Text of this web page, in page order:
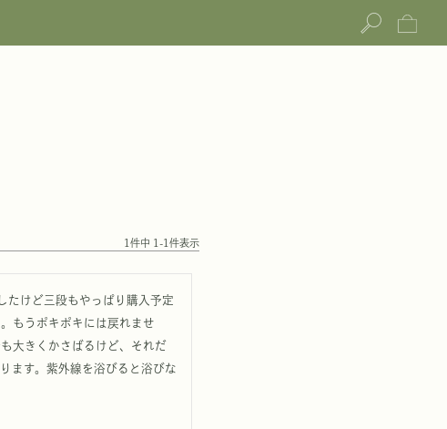
1 件中 1 -1 件表示
たけど三段もやっぱり購入予定
もうポキポキには戻れませ
大きくかさばるけど、それだ
ます。紫外線を浴びると浴びな